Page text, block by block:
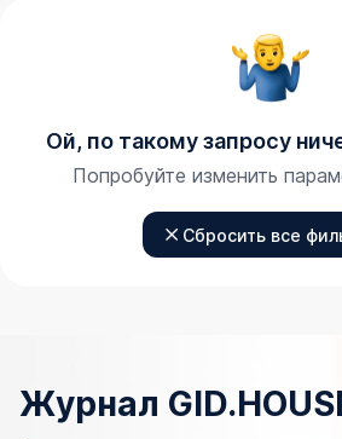
Ой, по такому запросу
Попробуйте изменить
Сбросить все
Журнал